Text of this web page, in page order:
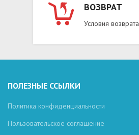
ВОЗВРАТ
Условия возврата
ПОЛЕЗНЫЕ ССЫЛКИ
Политика конфиденциальности
Пользовательское соглашение